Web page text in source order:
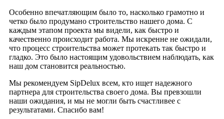
Особенно впечатляющим было то, насколько грамотно и
четко было продумано строительство нашего дома. С
каждым этапом проекта мы видели, как быстро и
качественно происходит работа. Мы искренне не ожидали,
что процесс строительства может протекать так быстро и
гладко. Это было настоящим удовольствием наблюдать, как
наш дом становится реальностью.
Мы рекомендуем SipDelux всем, кто ищет надежного
партнера для строительства своего дома. Вы превзошли
наши ожидания, и мы не могли быть счастливее с
результатами. Спасибо вам!